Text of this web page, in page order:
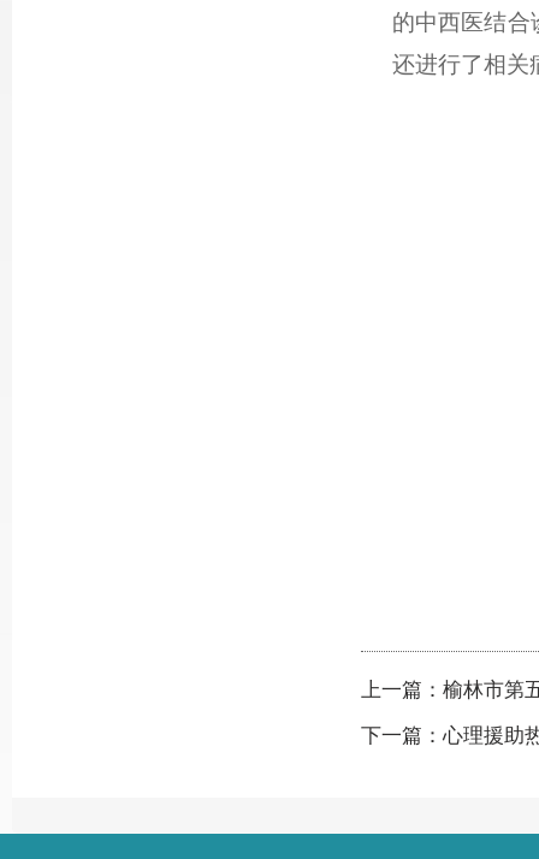
的中西医结合
还进行了相关
上一篇：榆林市第
下一篇：心理援助